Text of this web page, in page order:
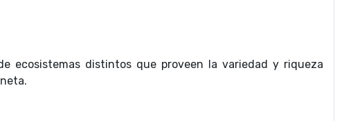
ecosistemas distintos que proveen la variedad y riqueza